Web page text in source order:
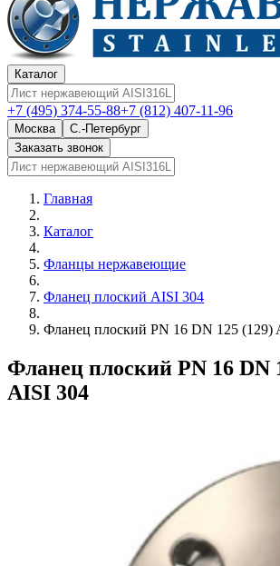
Каталог
+7 (495) 374-55-88+7 (812) 407-11-96
Москва
С.-Петербург
Заказать звонок
Главная
Каталог
Фланцы нержавеющие
Фланец плоский AISI 304
Фланец плоский PN 16 DN 125 (129)
Фланец плоский PN 16 DN
AISI 304